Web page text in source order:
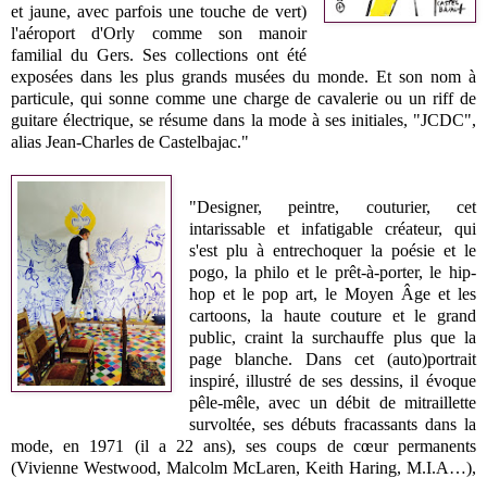
et jaune, avec parfois une touche de vert)
l'aéroport d'Orly comme son manoir
familial du Gers. Ses collections ont été
exposées dans les plus grands musées du monde. Et son nom à
particule, qui sonne comme une charge de cavalerie ou un riff de
guitare électrique, se résume dans la mode à ses initiales, "JCDC",
alias Jean-Charles de Castelbajac."
"Designer, peintre, couturier, cet
intarissable et infatigable créateur, qui
s'est plu à entrechoquer la poésie et le
pogo, la philo et le prêt-à-porter, le hip-
hop et le pop art, le Moyen Âge et les
cartoons, la haute couture et le grand
public, craint la surchauffe plus que la
page blanche. Dans cet (auto)portrait
inspiré, illustré de ses dessins, il évoque
pêle-mêle, avec un débit de mitraillette
survoltée, ses débuts fracassants dans la
mode, en 1971 (il a 22 ans), ses coups de cœur permanents
(Vivienne Westwood, Malcolm McLaren, Keith Haring, M.I.A…),